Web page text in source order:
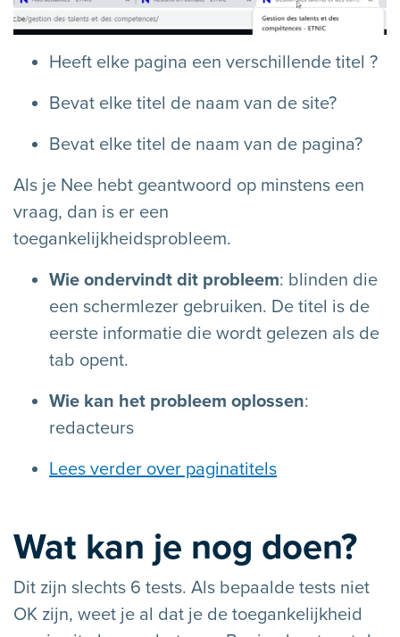
Heeft elke pagina een verschillende titel ?
Bevat elke titel de naam van de site?
Bevat elke titel de naam van de pagina?
Als je Nee hebt geantwoord op minstens een
vraag, dan is er een
toegankelijkheidsprobleem.
Wie ondervindt dit probleem: blinden die
een schermlezer gebruiken. De titel is de
eerste informatie die wordt gelezen als de
tab opent.
Wie kan het probleem oplossen:
redacteurs
Lees verder over paginatitels
Wat kan je nog doen?
Dit zijn slechts 6 tests. Als bepaalde tests niet
OK zijn, weet je al dat je de toegankelijkheid